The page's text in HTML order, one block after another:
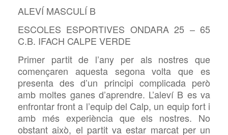
ALEVÍ MASCULÍ B
ESCOLES ESPORTIVES ONDARA 25 – 65
C.B. IFACH CALPE VERDE
Primer partit de l’any per als nostres que
començaren aquesta segona volta que es
presenta des d’un principi complicada però
amb moltes ganes d’aprendre. L’aleví B es va
enfrontar front a l’equip del Calp, un equip fort i
amb més experiència que els nostres. No
obstant això, el partit va estar marcat per un